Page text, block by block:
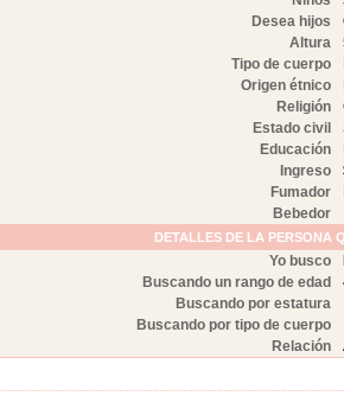
Desea hijos
Altura
Tipo de cuerpo
Origen étnico
Religión
Estado civil
Educación
Ingreso
Fumador
Bebedor
DETALLES DE LA PERSONA
Yo busco
Buscando un rango de edad
Buscando por estatura
Buscando por tipo de cuerpo
Relación